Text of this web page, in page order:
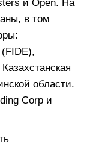
и Open. На
в том
области.
Corp и